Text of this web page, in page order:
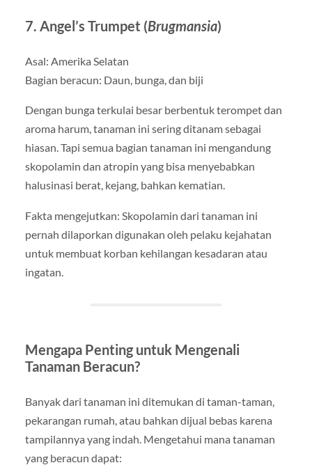
7. Angel’s Trumpet (Brugmansia)
Asal: Amerika Selatan
Bagian beracun: Daun, bunga, dan biji
Dengan bunga terkulai besar berbentuk terompet dan
aroma harum, tanaman ini sering ditanam sebagai
hiasan. Tapi semua bagian tanaman ini mengandung
skopolamin dan atropin yang bisa menyebabkan
halusinasi berat, kejang, bahkan kematian.
Fakta mengejutkan: Skopolamin dari tanaman ini
pernah dilaporkan digunakan oleh pelaku kejahatan
untuk membuat korban kehilangan kesadaran atau
ingatan.
Mengapa Penting untuk Mengenali
Tanaman Beracun?
Banyak dari tanaman ini ditemukan di taman-taman,
pekarangan rumah, atau bahkan dijual bebas karena
tampilannya yang indah. Mengetahui mana tanaman
yang beracun dapat: